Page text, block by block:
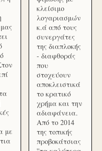
με
κλείσιμο
λογαριασμών
κ.ά από τους
συνεργάτες
της διαπλοκής
- διαφθοράς
που
στοχεύουν
αποκλειστικά
το κρατικό
χρήμα και την
αδιαφάνεια.
Από το 2014
της τοπικής
προβοκάτσιας